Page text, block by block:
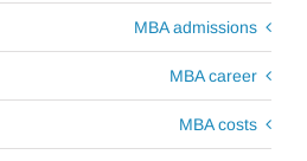
MBA admissions
MBA career
MBA costs